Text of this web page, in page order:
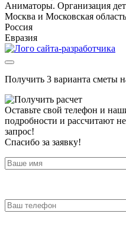
Аниматоры. Организация
Москва и Московская область
Россия
Евразия
Получить 3 варианта сметы
Оставьте свой телефон и
подробности и рассчитают
запрос!
Спасибо за заявку!